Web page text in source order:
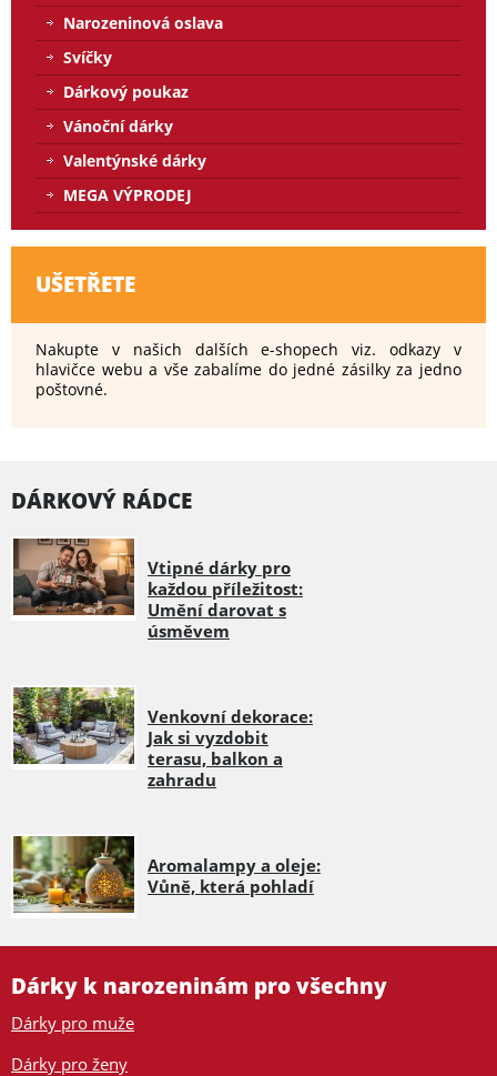
Narozeninová oslava
Svíčky
Dárkový poukaz
Vánoční dárky
Valentýnské dárky
MEGA VÝPRODEJ
UŠETŘETE
Nakupte v našich dalších e-shopech viz. odkazy v
hlavičce webu a vše zabalíme do jedné zásilky za jedno
poštovné.
DÁRKOVÝ RÁDCE
Vtipné dárky pro
každou příležitost:
Umění darovat s
úsměvem
Venkovní dekorace:
Jak si vyzdobit
terasu, balkon a
zahradu
Aromalampy a oleje:
Vůně, která pohladí
Dárky k narozeninám pro všechny
Dárky pro muže
Dárky pro ženy